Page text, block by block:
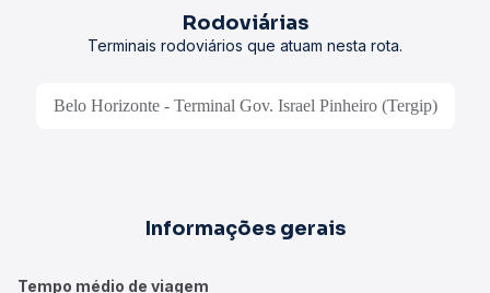
Rodoviárias
Terminais rodoviários que atuam nesta rota.
Belo Horizonte - Terminal Gov. Israel Pinheiro (Tergip)
Informações gerais
Tempo médio de viagem